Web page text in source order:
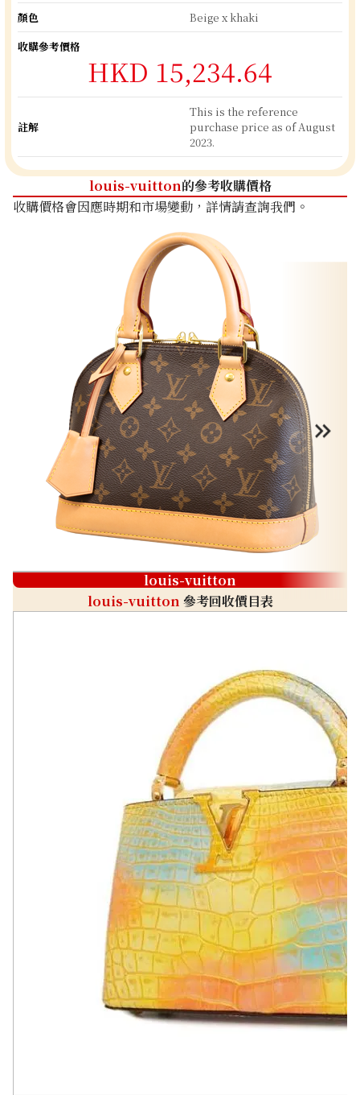
顏色
Beige x khaki
收購參考價格
HKD 15,234.64
註解
This is the reference
purchase price as of August
2023.
louis-vuitton的參考收購價格
收購價格會因應時期和市場變動，詳情請查詢我們。
louis-vuitton
louis-vuitton 參考回收價目表